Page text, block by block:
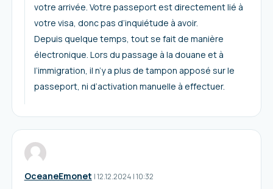
votre arrivée. Votre passeport est directement lié à
votre visa, donc pas d’inquiétude à avoir.
Depuis quelque temps, tout se fait de manière
électronique. Lors du passage à la douane et à
l’immigration, il n’y a plus de tampon apposé sur le
passeport, ni d’activation manuelle à effectuer.
OceaneEmonet I12.12.2024 |10:32